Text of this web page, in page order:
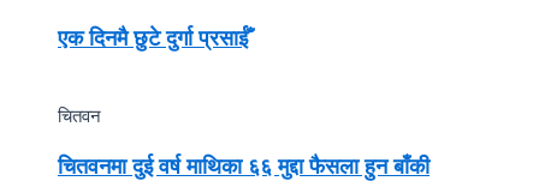
एक दिनमै छुटे दुर्गा प्रसाईँ
चितवन
चितवनमा दुई वर्ष माथिका ६६ मुद्दा फैसला हुन बाँकी